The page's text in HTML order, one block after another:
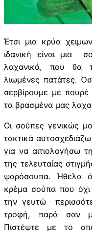
Έτσι μια κρύα
ιδανική είναι μια
λαχανικά, που θα
λιωμένες πατάτες.
σερβίρουμε με
τα βρασμένα μας
Οι σούπες γενικώς
τακτικά
για να αιτιολογήσω
της τελευταίας
ψαρόσουπα. Ήθελα
κρέμα σούπα που
την γευτώ
τροφή, παρά σαν
Πιστέψτε με το